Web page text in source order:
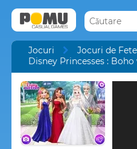
Jocuri Jocuri de Fete
Disney Princesses : Boho